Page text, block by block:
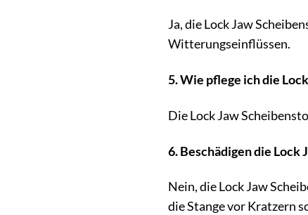
Ja, die Lock Jaw
Witterungseinflüssen.
5. Wie pflege ich die
Die Lock Jaw
6. Beschädigen die Lock
Nein, die Lock Jaw
die Stange vor Kratzern